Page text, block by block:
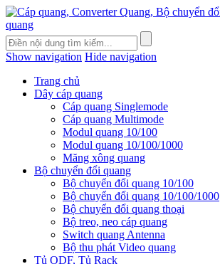
Show navigation Hide navigation
Trang chủ
Dây cáp quang
Cáp quang Singlemode
Cáp quang Multimode
Modul quang 10/100
Modul quang 10/100/1000
Măng xông quang
Bộ chuyển đổi quang
Bộ chuyển đổi quang 10/100
Bộ chuyển đổi quang 10/100/1000
Bộ chuyển đổi quang thoại
Bộ treo, neo cáp quang
Switch quang Antenna
Bộ thu phát Video quang
Tủ ODF, Tủ Rack